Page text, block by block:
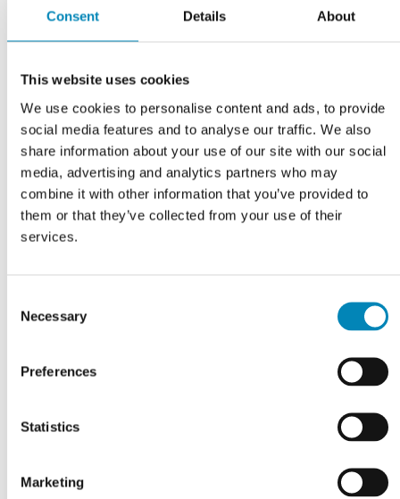
Consent Details About
This website uses cookies
We use cookies to personalise content and ads, to provide
social media features and to analyse our traffic. We also
share information about your use of our site with our social
media, advertising and analytics partners who may
combine it with other information that you’ve provided to
them or that they’ve collected from your use of their
services.
Selection
Necessary
Preferences
Statistics
Marketing